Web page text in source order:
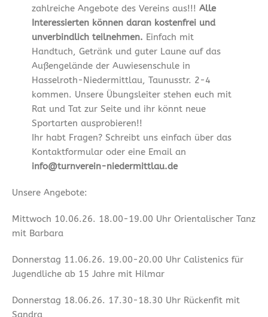
zahlreiche Angebote des Vereins aus!!! Alle
Interessierten können daran kostenfrei und
unverbindlich teilnehmen. Einfach mit
Handtuch, Getränk und guter Laune auf das
Außengelände der Auwiesenschule in
Hasselroth-Niedermittlau, Taunusstr. 2-4
kommen. Unsere Übungsleiter stehen euch mit
Rat und Tat zur Seite und ihr könnt neue
Sportarten ausprobieren!!
Ihr habt Fragen? Schreibt uns einfach über das
Kontaktformular oder eine Email an
info@turnverein-niedermittlau.de
Unsere Angebote:
Mittwoch 10.06.26. 18.00-19.00 Uhr Orientalischer Tanz
mit Barbara
Donnerstag 11.06.26. 19.00-20.00 Uhr Calistenics für
Jugendliche ab 15 Jahre mit Hilmar
Donnerstag 18.06.26. 17.30-18.30 Uhr Rückenfit mit
Sandra